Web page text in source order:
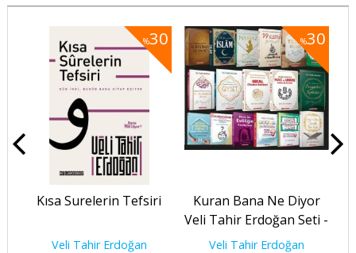
%30
Kısa Surelerin Tefsiri
Veli Tahir Erdoğan
%30
Kuran Bana Ne Diyor
Veli Tahir Erdoğan Seti -
17 Kitap
Veli Tahir Erdoğan